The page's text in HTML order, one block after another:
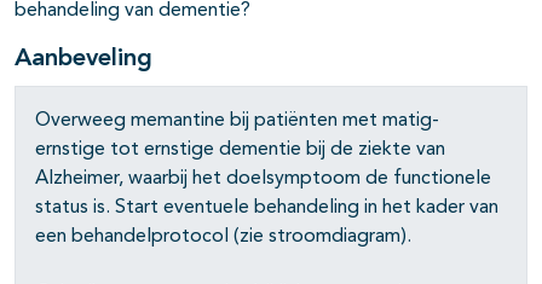
open- en dichtklappen
open- en dichtklappen
behandeling van dementie?
Aanbeveling
Overweeg memantine bij patiënten met matig-
ernstige tot ernstige dementie bij de ziekte van
Alzheimer, waarbij het doelsymptoom de functionele
status is. Start eventuele behandeling in het kader van
een behandelprotocol (zie stroomdiagram).